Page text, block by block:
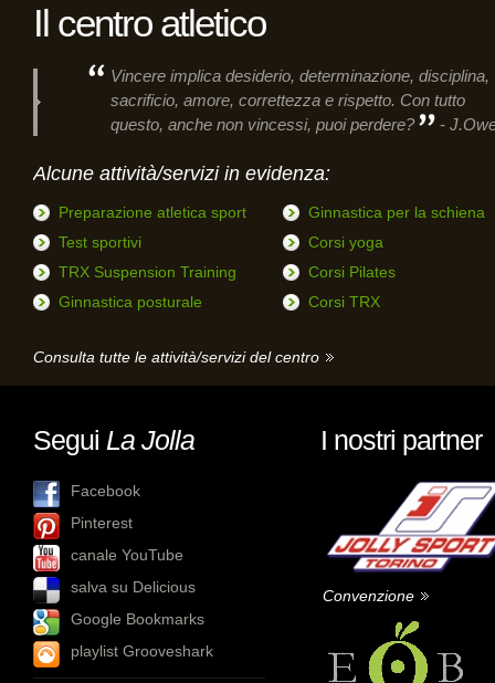
Il centro atletico
Vincere implica desiderio, determinazione, disciplina,
sacrificio, amore, correttezza e rispetto. Con tutto
questo, anche non vincessi, puoi perdere?
-
Alcune attività/servizi in evidenza:
Preparazione atletica sport
Test sportivi
TRX Suspension Training
Ginnastica posturale
Ginnastica per la schiena
Corsi yoga
Corsi Pilates
Corsi TRX
Consulta tutte le attività/servizi del centro
Segui La Jolla
Facebook
Pinterest
canale YouTube
salva su Delicious
Google Bookmarks
playlist Grooveshark
I nostri partner
Convenzione